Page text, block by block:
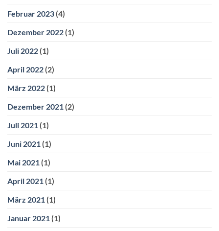
Februar 2023 (4)
Dezember 2022 (1)
Juli 2022 (1)
April 2022 (2)
März 2022 (1)
Dezember 2021 (2)
Juli 2021 (1)
Juni 2021 (1)
Mai 2021 (1)
April 2021 (1)
März 2021 (1)
Januar 2021 (1)